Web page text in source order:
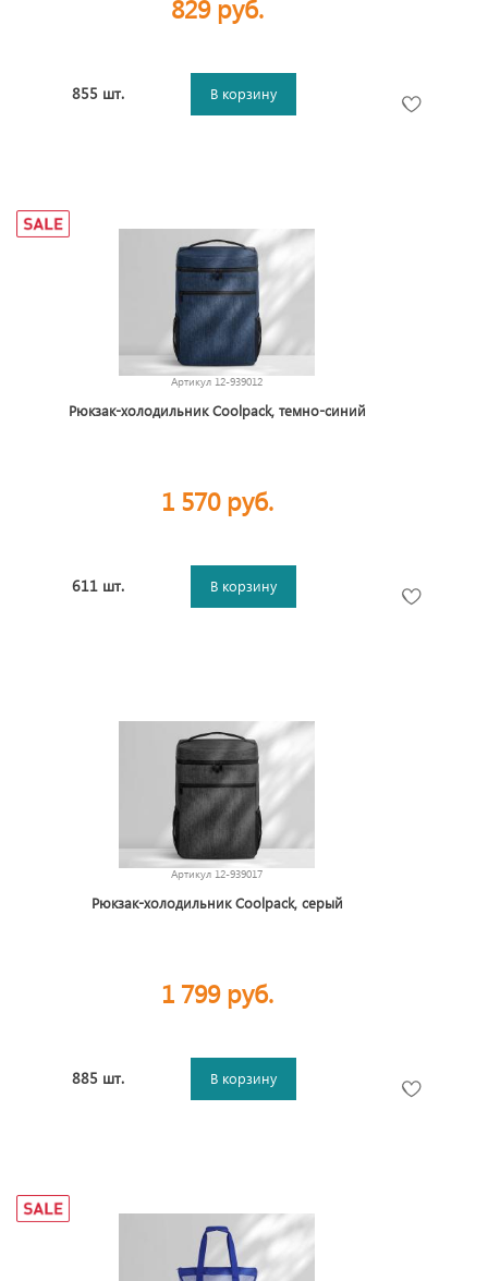
829 руб.
855 шт. В корзину
Артикул 12-939012
Рюкзак-холодильник Coolpack, темно-синий
1 570 руб.
611 шт. В корзину
Артикул 12-939017
Рюкзак-холодильник Coolpack, серый
1 799 руб.
885 шт. В корзину